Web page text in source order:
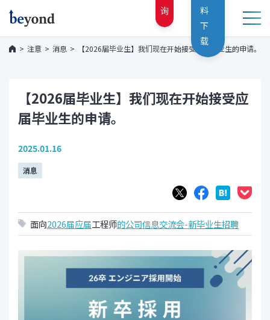
询
料
下
载
注意 消息 【2026届毕业生】我们现在开始接受应届毕业生的申请。
【2026届毕业生】我们现在开始接受应
届毕业生的申请。
2025.01.16
消息
面向2026届应届工程师的公司信息交流会-新毕业生招聘